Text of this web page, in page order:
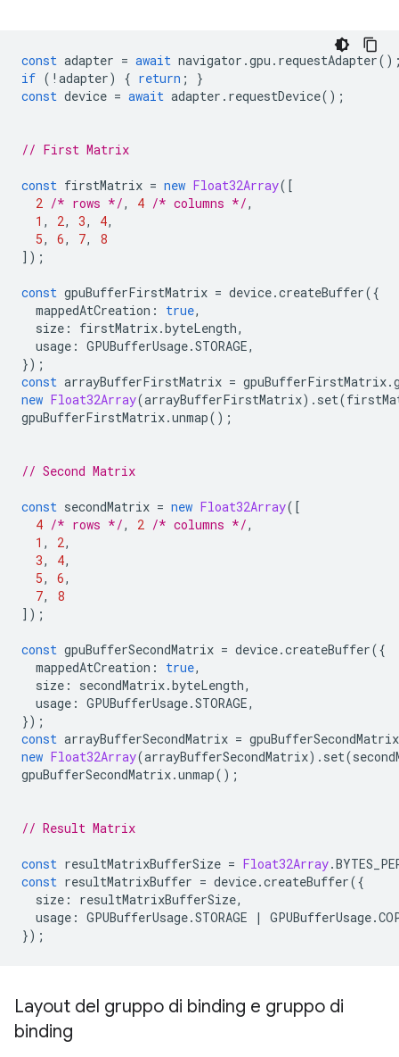
const adapter = await navigator .gpu . requestAdapter
if ( ! adapter) { return ;
}
const device = await adapter . requestDevice();
// First Matrix
const firstMatrix = new Float32Array([
2 /* rows */, 4 /* columns */,
1 , 2, 3, 4,
5, 6, 7,
8
]);
const gpuBufferFirstMatrix = device.createBuffer({
mappedAtCreation : true,
size : firstMatrix.byteLength,
usage : GPUBufferUsage.STORAGE,
});
const arrayBufferFirstMatrix = gpuBufferFirstMatrix.
new Float32Array(arrayBufferFirstMatrix). set(
gpuBufferFirstMatrix.unmap();
// Second Matrix
const secondMatrix = new Float32Array([
4 /* rows */, 2 /* columns */,
1 , 2,
3, 4,
5, 6,
7,
8
]);
const gpuBufferSecondMatrix = device.createBuffer({
mappedAtCreation : true,
size : secondMatrix.byteLength,
usage : GPUBufferUsage.STORAGE,
});
const arrayBufferSecondMatrix = gpuBufferSecondMatrix
new Float32Array(arrayBufferSecondMatrix). set(
gpuBufferSecondMatrix.unmap();
// Result Matrix
const resultMatrixBufferSize = Float32Array.
const resultMatrixBuffer = device.createBuffer({
size : resultMatrixBufferSize,
usage : GPUBufferUsage.STORAGE | GPUBufferUsage.
});
Layout del gruppo di binding e gruppo di
binding